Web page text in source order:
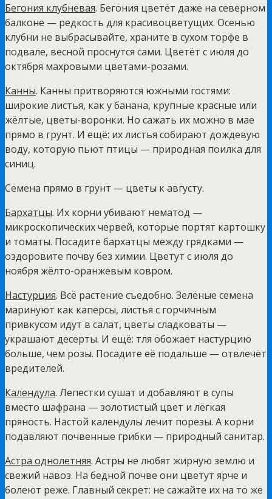
Бегония клубневая. Бегония цветёт даже на северном
балконе — редкость для красивоцветущих. Осенью
клубни не выбрасывайте, храните в сухом торфе в
подвале, весной проснутся сами. Цветёт с июля до
октября махровыми цветами-розами.
Канны. Канны притворяются южными гостями:
широкие листья, как у банана, крупные красные или
жёлтые, цветы-воронки. Но сажать их можно в мае
прямо в грунт. И ещё: их листья собирают дождевую
воду, которую пьют птицы — природная поилка для
синиц.
Семена прямо в грунт — цветы к августу.
Бархатцы. Их корни убивают нематод —
микроскопических червей, которые портят картошку
и томаты. Посадите бархатцы между грядками —
оздоровите почву без химии. Цветут с июля до
ноября жёлто-оранжевым ковром.
Настурция. Всё растение съедобно. Зелёные семена
маринуют как каперсы, листья с горчичным
привкусом идут в салат, цветы сладковаты —
украшают десерты. И ещё: тля обожает настурцию
больше, чем розы. Посадите её подальше — отвлечёт
вредителей.
Календула. Лепестки сушат и добавляют в супы
вместо шафрана — золотистый цвет и лёгкая
пряность. Настой календулы лечит порезы. А корни
подавляют почвенные грибки — природный санитар.
Астра однолетняя. Астры не любят жирную землю и
свежий навоз. На бедной почве они цветут ярче и
болеют реже. Главный секрет: не сажайте их на то же